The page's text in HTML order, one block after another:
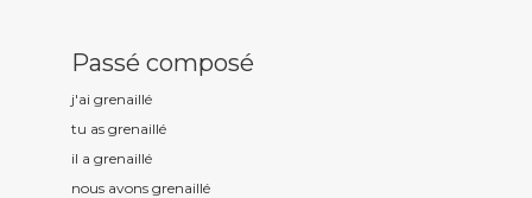
Passé composé
j'ai grenaillé
tu as grenaillé
il a grenaillé
nous avons grenaillé